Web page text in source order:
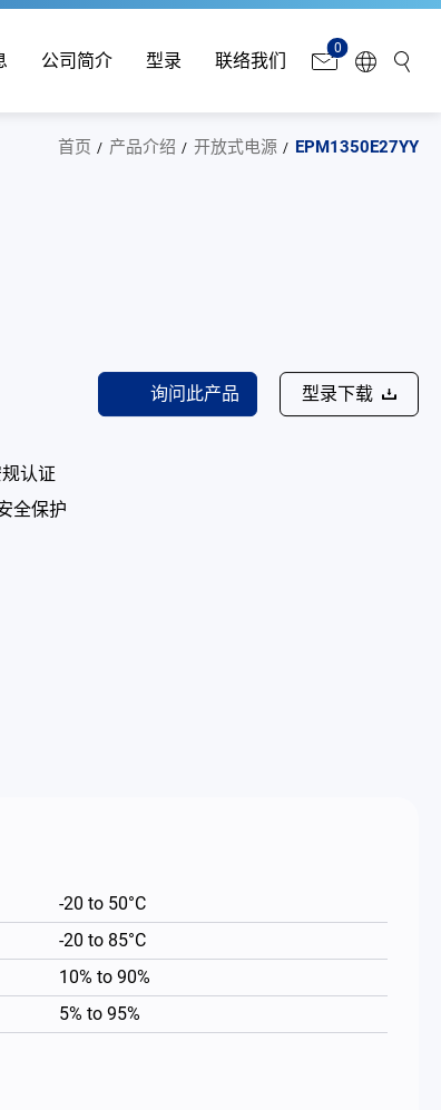
公司简介 型录 联络我们
0
首页 产品介绍 开放式电源 EPM1350E27YY
认证
全保护
询问此产品 型录下载
-20 to 50°C
-20 to 85°C
10% to 90%
5% to 95%